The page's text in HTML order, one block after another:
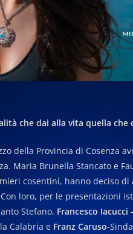
che dai alla vita quella che
della Provincia di Cosenza
Maria Brunella Stancato e
cosentini, hanno deciso di
loro, per le presentazioni
Stefano, Francesco Iacucci
Calabria e Franz Caruso-